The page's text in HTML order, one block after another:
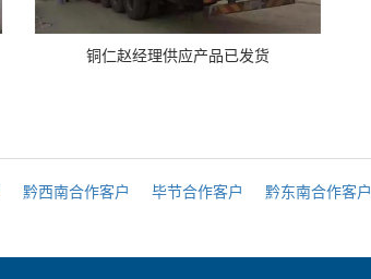
铜仁赵经理供应产品已发货
黔西南合作客户 毕节合作客户 黔东南合作客户